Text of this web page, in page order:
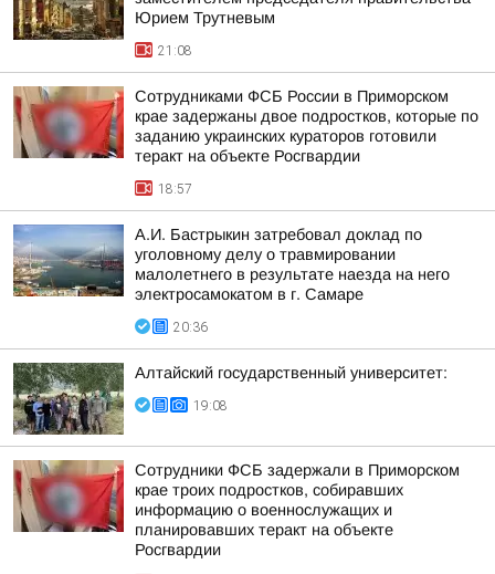
Юрием Трутневым
21:08
Сотрудниками ФСБ России в Приморском
крае задержаны двое подростков, которые по
заданию украинских кураторов готовили
теракт на объекте Росгвардии
18:57
А.И. Бастрыкин затребовал доклад по
уголовному делу о травмировании
малолетнего в результате наезда на него
электросамокатом в г. Самаре
20:36
Алтайский государственный университет:
19:08
Сотрудники ФСБ задержали в Приморском
крае троих подростков, собиравших
информацию о военнослужащих и
планировавших теракт на объекте
Росгвардии